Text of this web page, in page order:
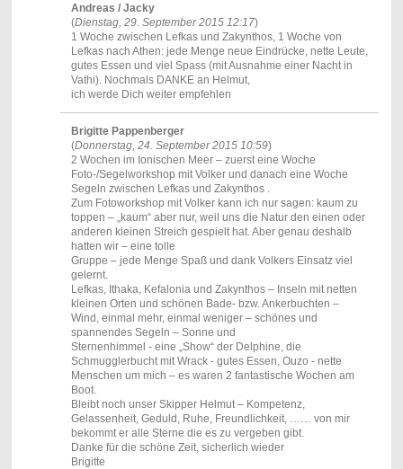
Andreas / Jacky
(Dienstag, 29. September 2015 12:17)
1 Woche zwischen Lefkas und Zakynthos, 1 Woche von
Lefkas nach Athen: jede Menge neue Eindrücke, nette Leute,
gutes Essen und viel Spass (mit Ausnahme einer Nacht in
Vathi). Nochmals DANKE an Helmut,
ich werde Dich weiter empfehlen
Brigitte Pappenberger
(Donnerstag, 24. September 2015 10:59)
2 Wochen im Ionischen Meer – zuerst eine Woche
Foto-/Segelworkshop mit Volker und danach eine Woche
Segeln zwischen Lefkas und Zakynthos .
Zum Fotoworkshop mit Volker kann ich nur sagen: kaum zu
toppen – „kaum“ aber nur, weil uns die Natur den einen oder
anderen kleinen Streich gespielt hat. Aber genau deshalb
hatten wir – eine tolle
Gruppe – jede Menge Spaß und dank Volkers Einsatz viel
gelernt.
Lefkas, Ithaka, Kefalonia und Zakynthos – Inseln mit netten
kleinen Orten und schönen Bade- bzw. Ankerbuchten –
Wind, einmal mehr, einmal weniger – schönes und
spannendes Segeln – Sonne und
Sternenhimmel - eine „Show“ der Delphine, die
Schmugglerbucht mit Wrack - gutes Essen, Ouzo - nette
Menschen um mich – es waren 2 fantastische Wochen am
Boot.
Bleibt noch unser Skipper Helmut – Kompetenz,
Gelassenheit, Geduld, Ruhe, Freundlichkeit, …… von mir
bekommt er alle Sterne die es zu vergeben gibt.
Danke für die schöne Zeit, sicherlich wieder
Brigitte